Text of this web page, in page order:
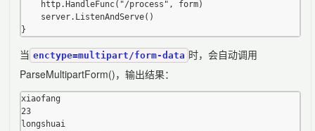
当 enctype=multipart/form-data 时，会自动调用
ParseMultipartForm()，输出结果：
xiaofang
23
longshuai